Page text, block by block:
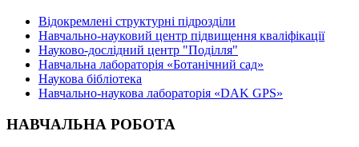
Відокремлені структурні підрозділи
Навчально-науковий центр підвищення кваліфікації
Науково-дослідний центр "Поділля"
Навчальна лабораторія «Ботанічний сад»
Наукова бібліотека
Навчально-наукова лабораторія «DAK GPS»
НАВЧАЛЬНА РОБОТА